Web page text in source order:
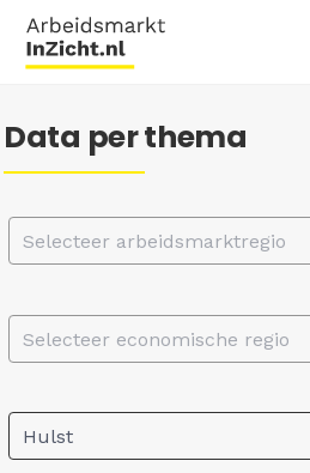
Data per thema
Selecteer arbeidsmarktregio
Selecteer economische regio
Hulst